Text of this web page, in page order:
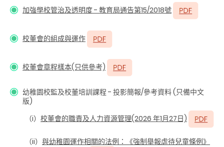
加強學校管治及透明度 - 教育局通告第15/2018號
校董會的組成與運作
校董會章程樣本(只供參考)
幼稚園校監及校董培訓課程 - 投影簡報/參考資料(只備中文
版)
（i） 校董會的職責及人力資源管理(2026 年1月27日)
（ii） 與幼稚園運作相關的法例：《強制舉報虐待兒童條例》